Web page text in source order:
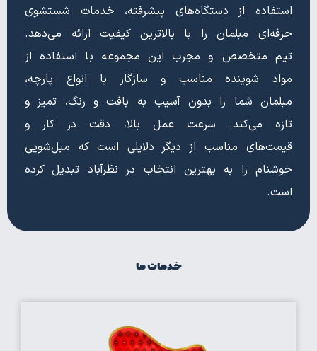
استفاده از دستگاه‌های پیشرفته، خدمات شستشوی
حرفه‌ای مبلمان را با بالاترین کیفیت ارائه می‌دهد.
تیم متخصص و مجرب این مجموعه با استفاده از
مواد شوینده مناسب و سازگار با انواع پارچه،
مبلمان شما را بدون آسیب به بافت و رنگ، تمیز و
تازه می‌کند. سرعت عمل بالا، دقت در کار و
قیمت‌های مناسب از دیگر دلایلی است که مبل‌شویی
خوشنام را به بهترین انتخاب در نظرآباد تبدیل کرده
است.
خدمات ما